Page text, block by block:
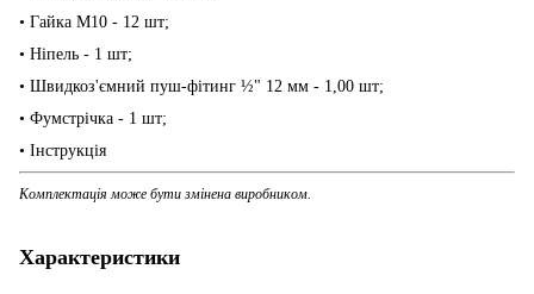
• Гайка М10 - 12 шт;
• Ніпель - 1 шт;
• Швидкоз'ємний пуш-фітинг ½" 12 мм - 1,00 шт;
• Фумстрічка - 1 шт;
• Інструкція
Комплектація може бути змінена виробником.
Характеристики